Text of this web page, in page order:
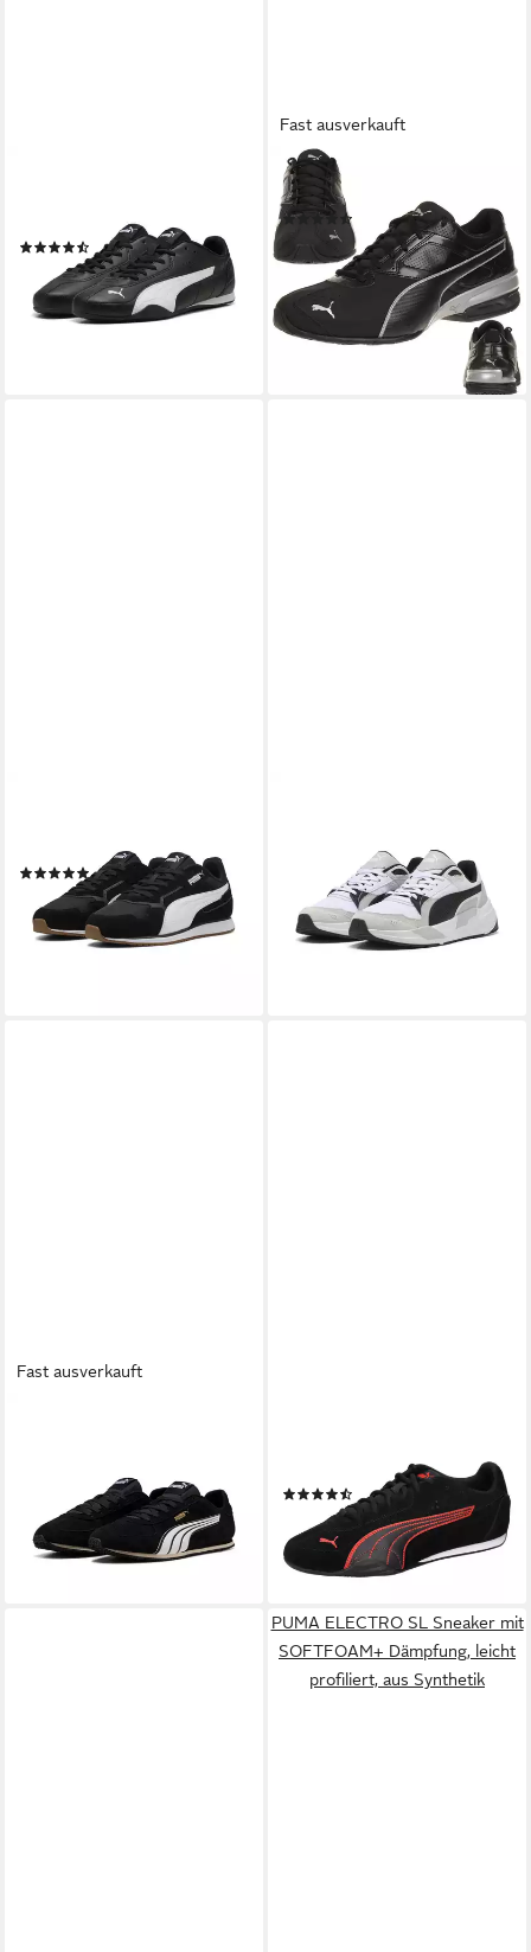
(39)
59,95 €
lieferbar - in 3-4 Werktagen bei dir
Fast ausverkauft
PUMA
Tazon 6 FM Sneaker
49,95 € UVP59,95 €
lieferbar - in 2-3 Werktagen bei dir
Erwachsene Sneaker
(1)
64,95 € UVP74,95 €
-13%
lieferbar - in 2-3 Werktagen bei dir
Erwachsene Sneaker
lieferbar - in 3-4 Werktagen bei dir
Fast ausverkauft
lieferbar - in 1-2 Werktagen bei dir
SD 402681 Sneaker
(92)
59,95 €
lieferbar - in 2-3 Werktagen bei dir
+6
PUMA ELECTRO SL Sneaker mit
SOFTFOAM+ Dämpfung, leicht
profiliert, aus Synthetik